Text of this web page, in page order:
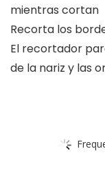
mientras cortan
Recorta los
El recortador
de la nariz y las